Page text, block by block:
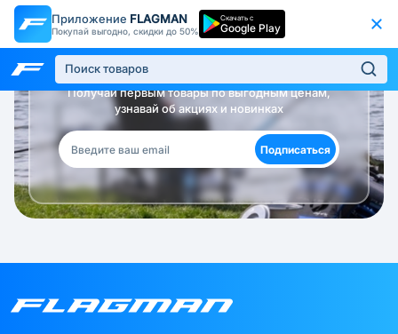
Приложение FLAGMAN
Покупай выгодно, скидки до 50%
Скачать с
Google Play
Будь в курсе!
Получай первым товары по выгодным ценам,
узнавай об акциях и новинках
Подписаться